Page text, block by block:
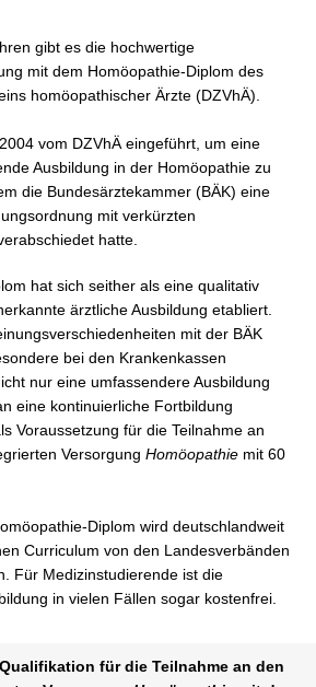
gibt es die hochwertige
mit dem Homöopathie-Diplom des
homöopathischer Ärzte (DZVhÄ).
vom DZVhÄ eingeführt, um eine
Ausbildung in der Homöopathie zu
die Bundesärztekammer (BÄK) eine
mit verkürzten
hatte.
hat sich seither als eine qualitativ
ärztliche Ausbildung etabliert.
mit der BÄK
bei den Krankenkassen
nur eine umfassendere Ausbildung
eine kontinuierliche Fortbildung
Voraussetzung für die Teilnahme an
Versorgung Homöopathie mit 60
Diplom wird deutschlandweit
Curriculum von den Landesverbänden
Für Medizinstudierende ist die
in vielen Fällen sogar kostenfrei.
für die Teilnahme an den